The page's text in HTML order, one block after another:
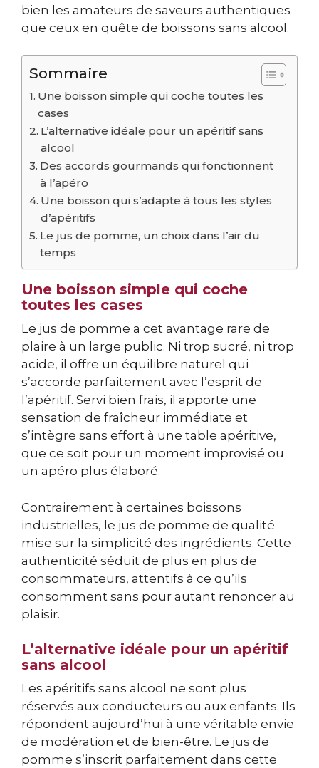
bien les amateurs de saveurs authentiques
que ceux en quête de boissons sans alcool.
Sommaire
Une boisson simple qui coche toutes les
cases
L’alternative idéale pour un apéritif sans
alcool
Des accords gourmands qui fonctionnent
à l’apéro
Une boisson qui s’adapte à tous les styles
d’apéritifs
Le jus de pomme, un choix dans l’air du
temps
Une boisson simple qui coche
toutes les cases
Le jus de pomme a cet avantage rare de
plaire à un large public. Ni trop sucré, ni trop
acide, il offre un équilibre naturel qui
s’accorde parfaitement avec l’esprit de
l’apéritif. Servi bien frais, il apporte une
sensation de fraîcheur immédiate et
s’intègre sans effort à une table apéritive,
que ce soit pour un moment improvisé ou
un apéro plus élaboré.
Contrairement à certaines boissons
industrielles, le jus de pomme de qualité
mise sur la simplicité des ingrédients. Cette
authenticité séduit de plus en plus de
consommateurs, attentifs à ce qu’ils
consomment sans pour autant renoncer au
plaisir.
L’alternative idéale pour un apéritif
sans alcool
Les apéritifs sans alcool ne sont plus
réservés aux conducteurs ou aux enfants. Ils
répondent aujourd’hui à une véritable envie
de modération et de bien-être. Le jus de
pomme s’inscrit parfaitement dans cette